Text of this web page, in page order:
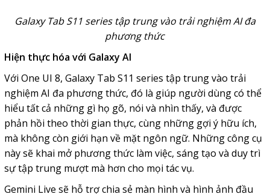
Galaxy Tab S11 series tập trung vào trải nghiệm AI đa
phương thức
Hiện thực hóa với Galaxy AI
Với One UI 8, Galaxy Tab S11 series tập trung vào trải
nghiệm AI đa phương thức, đó là giúp người dùng có thể
hiểu tất cả những gì họ gõ, nói và nhìn thấy, và được
phản hồi theo thời gian thực, cùng những gợi ý hữu ích,
mà không còn giới hạn về mặt ngôn ngữ. Những công cụ
này sẽ khai mở phương thức làm việc, sáng tạo và duy trì
sự tập trung mượt mà hơn cho mọi tác vụ.
Gemini Live sẽ hỗ trợ chia sẻ màn hình và hình ảnh đầu